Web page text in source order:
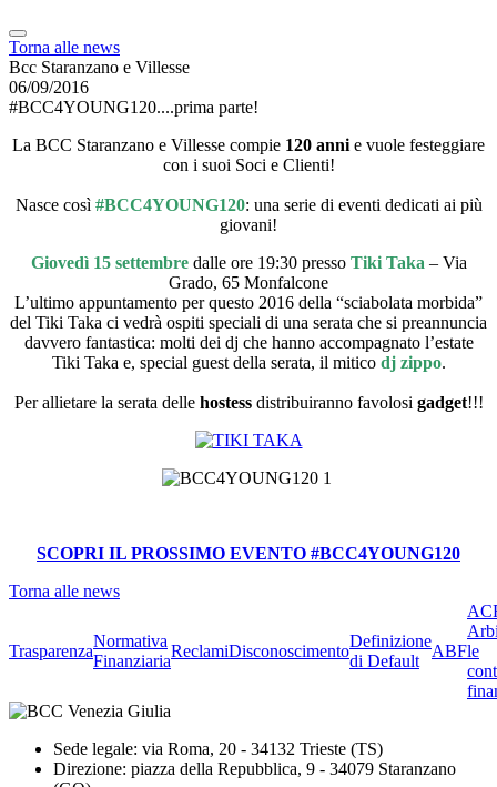
Torna alle news
Bcc Staranzano e Villesse
06/09/2016
#BCC4YOUNG120....prima parte!
La BCC Staranzano e Villesse compie 120 anni e vuole festeggiare
con i suoi Soci e Clienti!
Nasce così #BCC4YOUNG120: una serie di eventi dedicati ai più
giovani!
Giovedì 15 settembredalle ore 19:30 presso Tiki Taka – Via
Grado, 65 Monfalcone
L’ultimo appuntamento per questo 2016 della “sciabolata morbida”
del Tiki Taka ci vedrà ospiti speciali di una serata che si preannuncia
davvero fantastica: molti dei dj che hanno accompagnato l’estate
Tiki Taka e, special guest della serata, il mitico dj zippo.
Per allietare la serata delle hostessdistribuiranno favolosi gadget!!!
SCOPRI IL PROSSIMO EVENTO #BCC4YOUNG120
Torna alle news
Trasparenza
Normativa
Finanziaria
ReclamiDisconoscimento
Definizione
di Default
ABFle
Sede legale: via Roma, 20 - 34132 Trieste (TS)
Direzione: piazza della Repubblica, 9 - 34079 Staranzano